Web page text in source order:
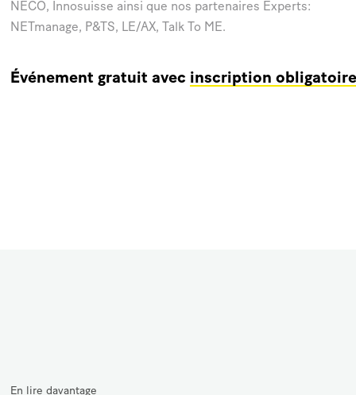
NECO, Innosuisse ainsi que nos partenaires Experts:
NETmanage, P&TS, LE/AX, Talk To ME.
Événement gratuit avec inscription obligatoire
En lire davantage